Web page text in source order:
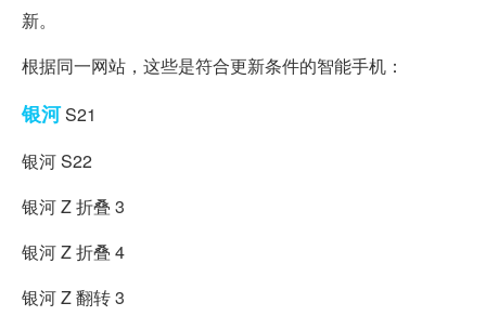
新。
根据同一网站，这些是符合更新条件的智能手机：
银河S21
银河 S22
银河 Z 折叠 3
银河 Z 折叠 4
银河 Z 翻转 3